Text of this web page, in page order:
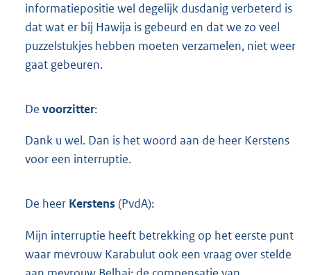
informatiepositie wel degelijk dusdanig verbeterd is
dat wat er bij Hawija is gebeurd en dat we zo veel
puzzelstukjes hebben moeten verzamelen, niet weer
gaat gebeuren.
De voorzitter:
Dank u wel. Dan is het woord aan de heer Kerstens
voor een interruptie.
De heer Kerstens (PvdA):
Mijn interruptie heeft betrekking op het eerste punt
waar mevrouw Karabulut ook een vraag over stelde